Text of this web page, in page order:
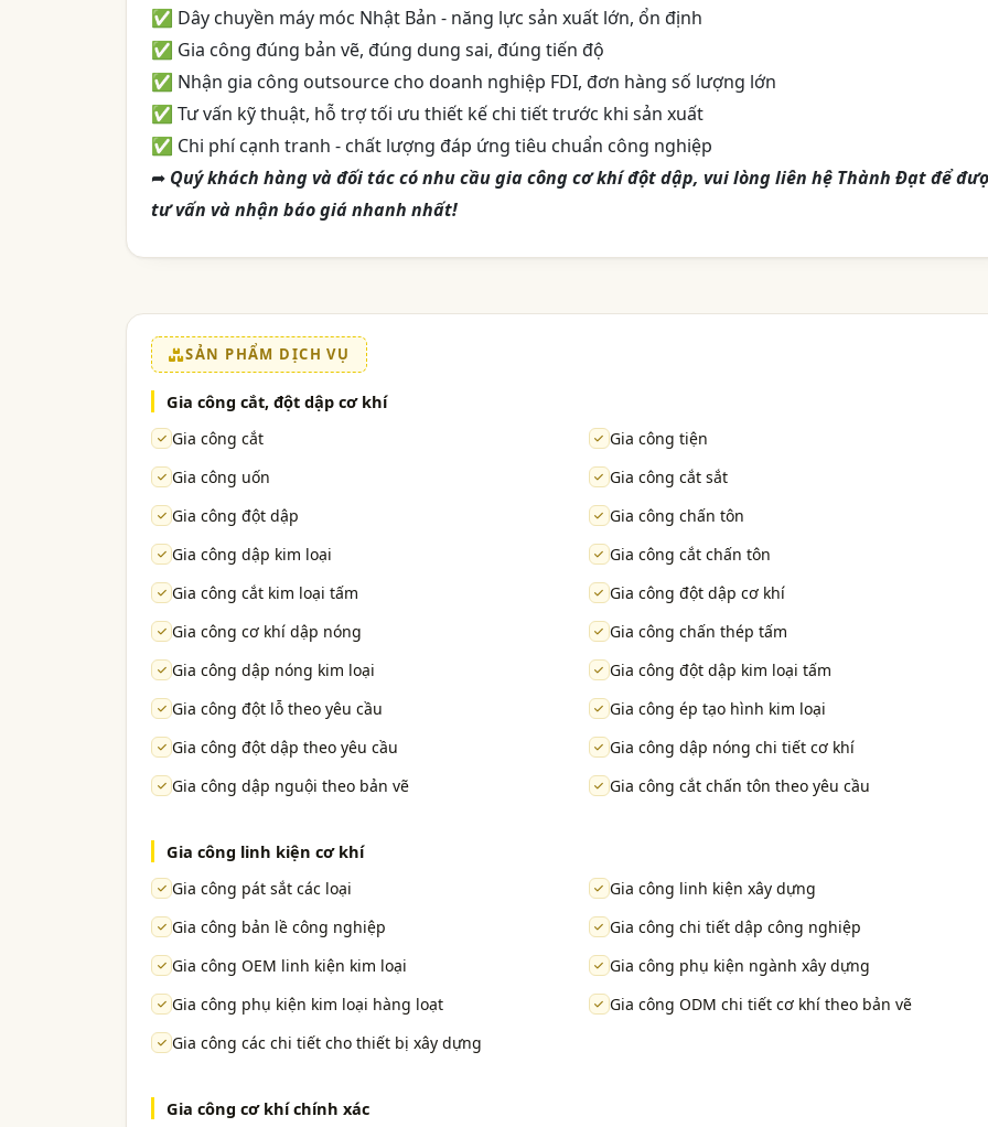
✅ Dây chuyền máy móc Nhật Bản - năng lực sản xuất lớn, ổn định
✅ Gia công đúng bản vẽ, đúng dung sai, đúng tiến độ
✅ Nhận gia công outsource cho doanh nghiệp FDI, đơn hàng số lượng lớn
✅ Tư vấn kỹ thuật, hỗ trợ tối ưu thiết kế chi tiết trước khi sản xuất
✅ Chi phí cạnh tranh - chất lượng đáp ứng tiêu chuẩn công nghiệp
➦ Quý khách hàng và đối tác có nhu cầu gia công cơ khí đột dập, vui lòng liên hệ Thành Đạt để
tư vấn và nhận báo giá nhanh nhất!
SẢN PHẨM DỊCH VỤ
Gia công cắt, đột dập cơ khí
Gia công cắt
Gia công tiện
Gia công uốn
Gia công cắt sắt
Gia công đột dập
Gia công chấn tôn
Gia công dập kim loại
Gia công cắt chấn tôn
Gia công cắt kim loại tấm
Gia công đột dập cơ khí
Gia công cơ khí dập nóng
Gia công chấn thép tấm
Gia công dập nóng kim loại
Gia công đột dập kim loại tấm
Gia công đột lỗ theo yêu cầu
Gia công ép tạo hình kim loại
Gia công đột dập theo yêu cầu
Gia công dập nóng chi tiết cơ khí
Gia công dập nguội theo bản vẽ
Gia công cắt chấn tôn theo yêu cầu
Gia công linh kiện cơ khí
Gia công pát sắt các loại
Gia công linh kiện xây dựng
Gia công bản lề công nghiệp
Gia công chi tiết dập công nghiệp
Gia công OEM linh kiện kim loại
Gia công phụ kiện ngành xây dựng
Gia công phụ kiện kim loại hàng loạt
Gia công ODM chi tiết cơ khí theo bản vẽ
Gia công các chi tiết cho thiết bị xây dựng
Gia công cơ khí chính xác